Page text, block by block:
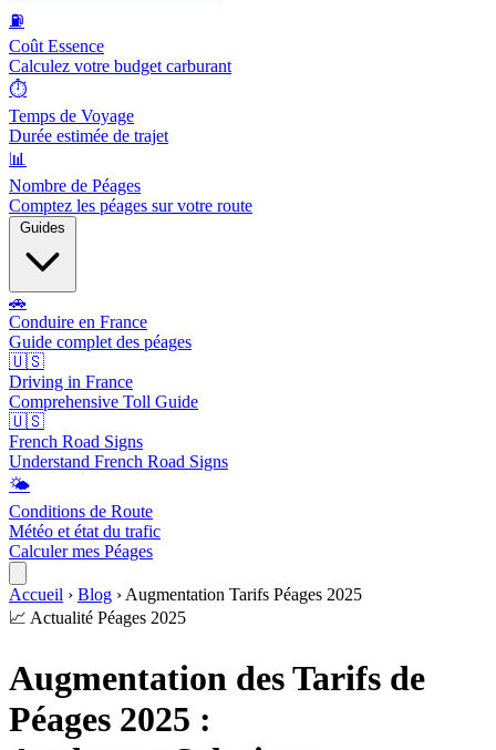
⛽
Coût Essence
Calculez votre budget carburant
⏱️
Temps de Voyage
Durée estimée de trajet
📊
Nombre de Péages
Comptez les péages sur votre route
Guides
🚗
Conduire en France
Guide complet des péages
🇺🇸
Driving in France
Comprehensive Toll Guide
🇺🇸
French Road Signs
Understand French Road Signs
🌤️
Conditions de Route
Météo et état du trafic
Calculer mes Péages
Accueil › Blog › Augmentation Tarifs Péages 2025
📈 Actualité Péages 2025
Augmentation des Tarifs de
Péages 2025 :